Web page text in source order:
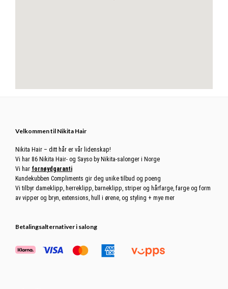
Footer
Velkommen til Nikita Hair
Nikita Hair – ditt hår er vår lidenskap!
Vi har 86 Nikita Hair- og Sayso by Nikita-salonger i Norge
Vi har fornøydgaranti
Kundekubben Compliments gir deg unike tilbud og poeng
Vi tilbyr dameklipp, herreklipp, barneklipp, striper og hårfarge, farge og form
av vipper og bryn, extensions, hull i ørene, og styling + mye mer
Betalingsalternativer i salong